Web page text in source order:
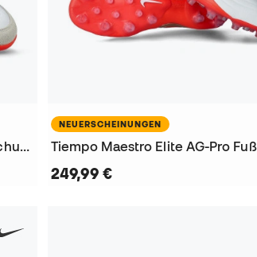
Tiempo Maestro Pro Turf Fußballschuhe
NEUERSCHEINUNGEN
249,99 €